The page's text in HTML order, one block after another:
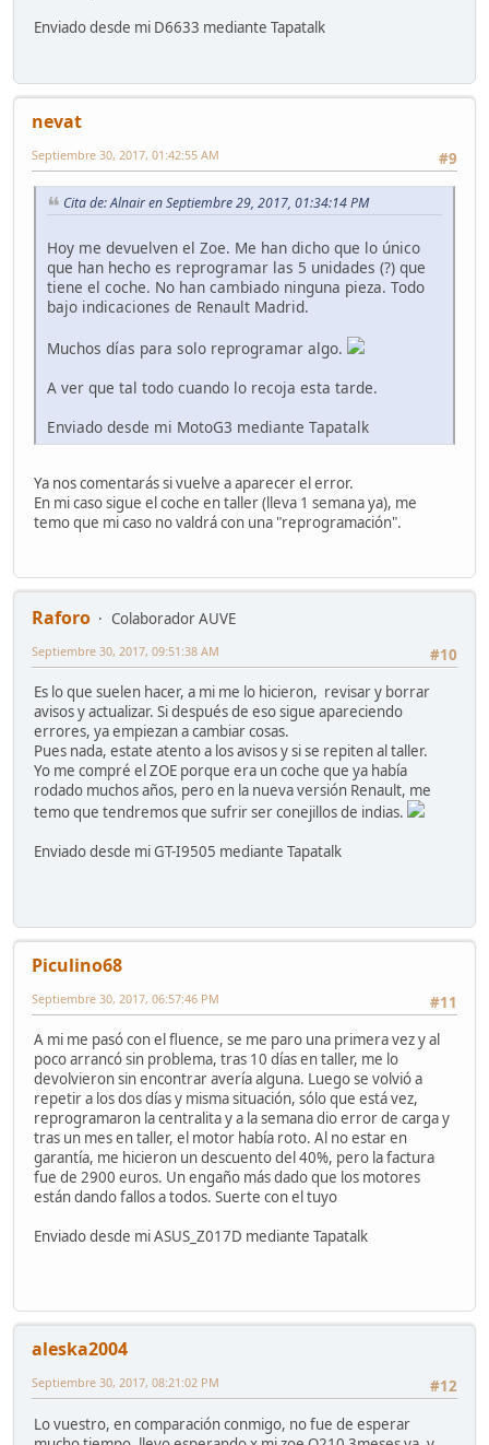
Enviado desde mi D6633 mediante Tapatalk
nevat
#9
Septiembre 30, 2017, 01:42:55 AM
Cita de: Alnair en Septiembre 29, 2017, 01:34:14 PM
Hoy me devuelven el Zoe. Me han dicho que lo único
que han hecho es reprogramar las 5 unidades (?) que
tiene el coche. No han cambiado ninguna pieza. Todo
bajo indicaciones de Renault Madrid.
Muchos días para solo reprogramar algo.
A ver que tal todo cuando lo recoja esta tarde.
Enviado desde mi MotoG3 mediante Tapatalk
Ya nos comentarás si vuelve a aparecer el error.
En mi caso sigue el coche en taller (lleva 1 semana ya), me
temo que mi caso no valdrá con una "reprogramación".
Raforo
Colaborador AUVE
#10
Septiembre 30, 2017, 09:51:38 AM
Es lo que suelen hacer, a mi me lo hicieron, revisar y borrar
avisos y actualizar. Si después de eso sigue apareciendo
errores, ya empiezan a cambiar cosas.
Pues nada, estate atento a los avisos y si se repiten al taller.
Yo me compré el ZOE porque era un coche que ya había
rodado muchos años, pero en la nueva versión Renault, me
temo que tendremos que sufrir ser conejillos de indias.
Enviado desde mi GT-I9505 mediante Tapatalk
Piculino68
#11
Septiembre 30, 2017, 06:57:46 PM
A mi me pasó con el fluence, se me paro una primera vez y al
poco arrancó sin problema, tras 10 días en taller, me lo
devolvieron sin encontrar avería alguna. Luego se volvió a
repetir a los dos días y misma situación, sólo que está vez,
reprogramaron la centralita y a la semana dio error de carga y
tras un mes en taller, el motor había roto. Al no estar en
garantía, me hicieron un descuento del 40%, pero la factura
fue de 2900 euros. Un engaño más dado que los motores
están dando fallos a todos. Suerte con el tuyo
Enviado desde mi ASUS_Z017D mediante Tapatalk
aleska2004
#12
Septiembre 30, 2017, 08:21:02 PM
Lo vuestro, en comparación conmigo, no fue de esperar